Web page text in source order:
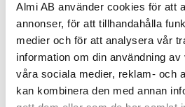
Almi AB använder cookies för att
annonser, för att tillhandahålla
medier och för att analysera vår
information om din användning
våra sociala medier, reklam- och
kan kombinera den med annan